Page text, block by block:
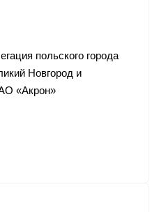
польского города
Новгород и
«Акрон»